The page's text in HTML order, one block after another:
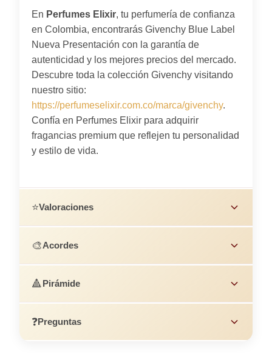
En Perfumes Elixir, tu perfumería de confianza
en Colombia, encontrarás Givenchy Blue Label
Nueva Presentación con la garantía de
autenticidad y los mejores precios del mercado.
Descubre toda la colección Givenchy visitando
nuestro sitio:
https://perfumeselixir.com.co/marca/givenchy.
Confía en Perfumes Elixir para adquirir
fragancias premium que reflejen tu personalidad
y estilo de vida.
⭐Valoraciones
🎨Acordes
🔺Pirámide
❓Preguntas